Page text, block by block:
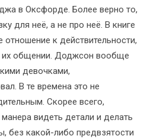
в Оксфорде. Более верно то,
для неё, а не про неё. В книге
отношение к действительности,
их общении. Доджсон вообще
девочками,
В те времена это не
Скорее всего,
видеть детали и делать
без какой-либо предвзятости